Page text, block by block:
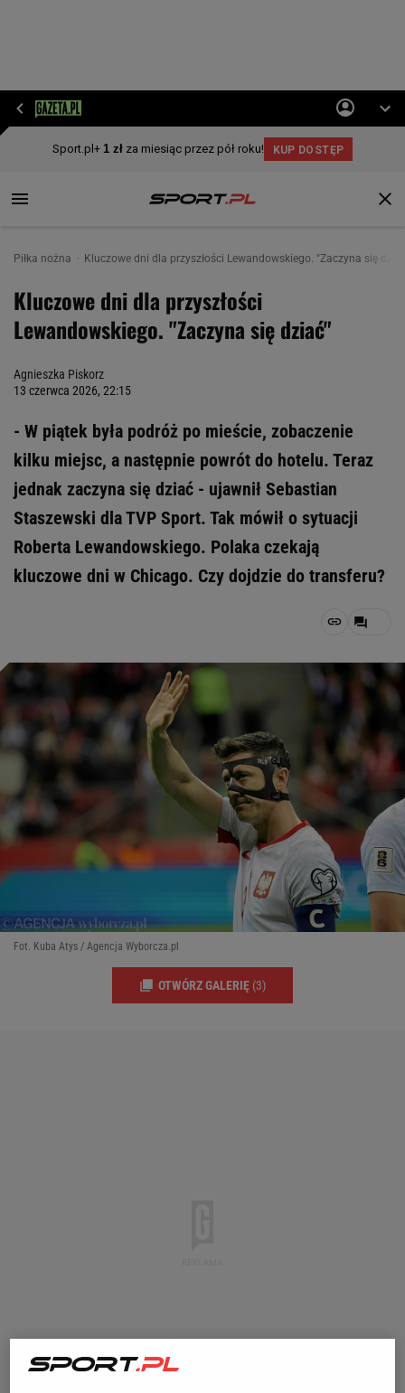
Piłka nożna Kluczowe dni dla przyszłości Lewandowskiego. "Zaczyna się
Kluczowe dni dla przyszłości
Lewandowskiego. "Zaczyna się dziać"
Agnieszka Piskorz
13 czerwca 2026, 22:15
- W piątek była podróż po mieście, zobaczenie
kilku miejsc, a następnie powrót do hotelu. Teraz
jednak zaczyna się dziać - ujawnił Sebastian
Staszewski dla TVP Sport. Tak mówił o sytuacji
Roberta Lewandowskiego. Polaka czekają
kluczowe dni w Chicago. Czy dojdzie do transferu?
Fot. Kuba Atys / Agencja Wyborcza.pl
OTWÓRZ GALERIĘ (3)